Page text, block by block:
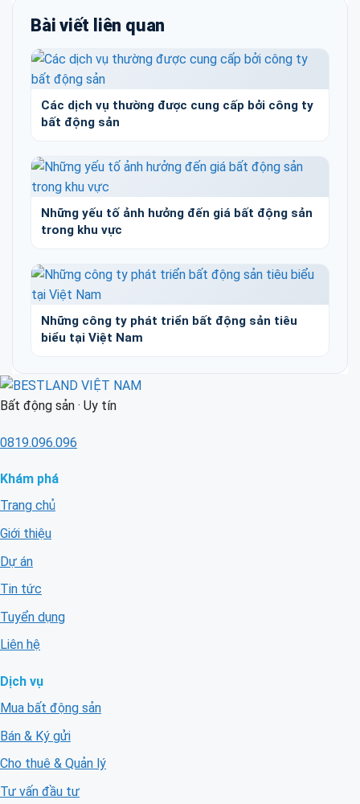
Bài viết liên quan
Các dịch vụ thường được cung cấp bởi công ty
bất động sản
Những yếu tố ảnh hưởng đến giá bất động sản
trong khu vực
Những công ty phát triển bất động sản tiêu
biểu tại Việt Nam
Bất động sản · Uy tín
0819.096.096
Khám phá
Trang chủ
Giới thiệu
Dự án
Tin tức
Tuyển dụng
Liên hệ
Dịch vụ
Mua bất động sản
Bán & Ký gửi
Cho thuê & Quản lý
Tư vấn đầu tư